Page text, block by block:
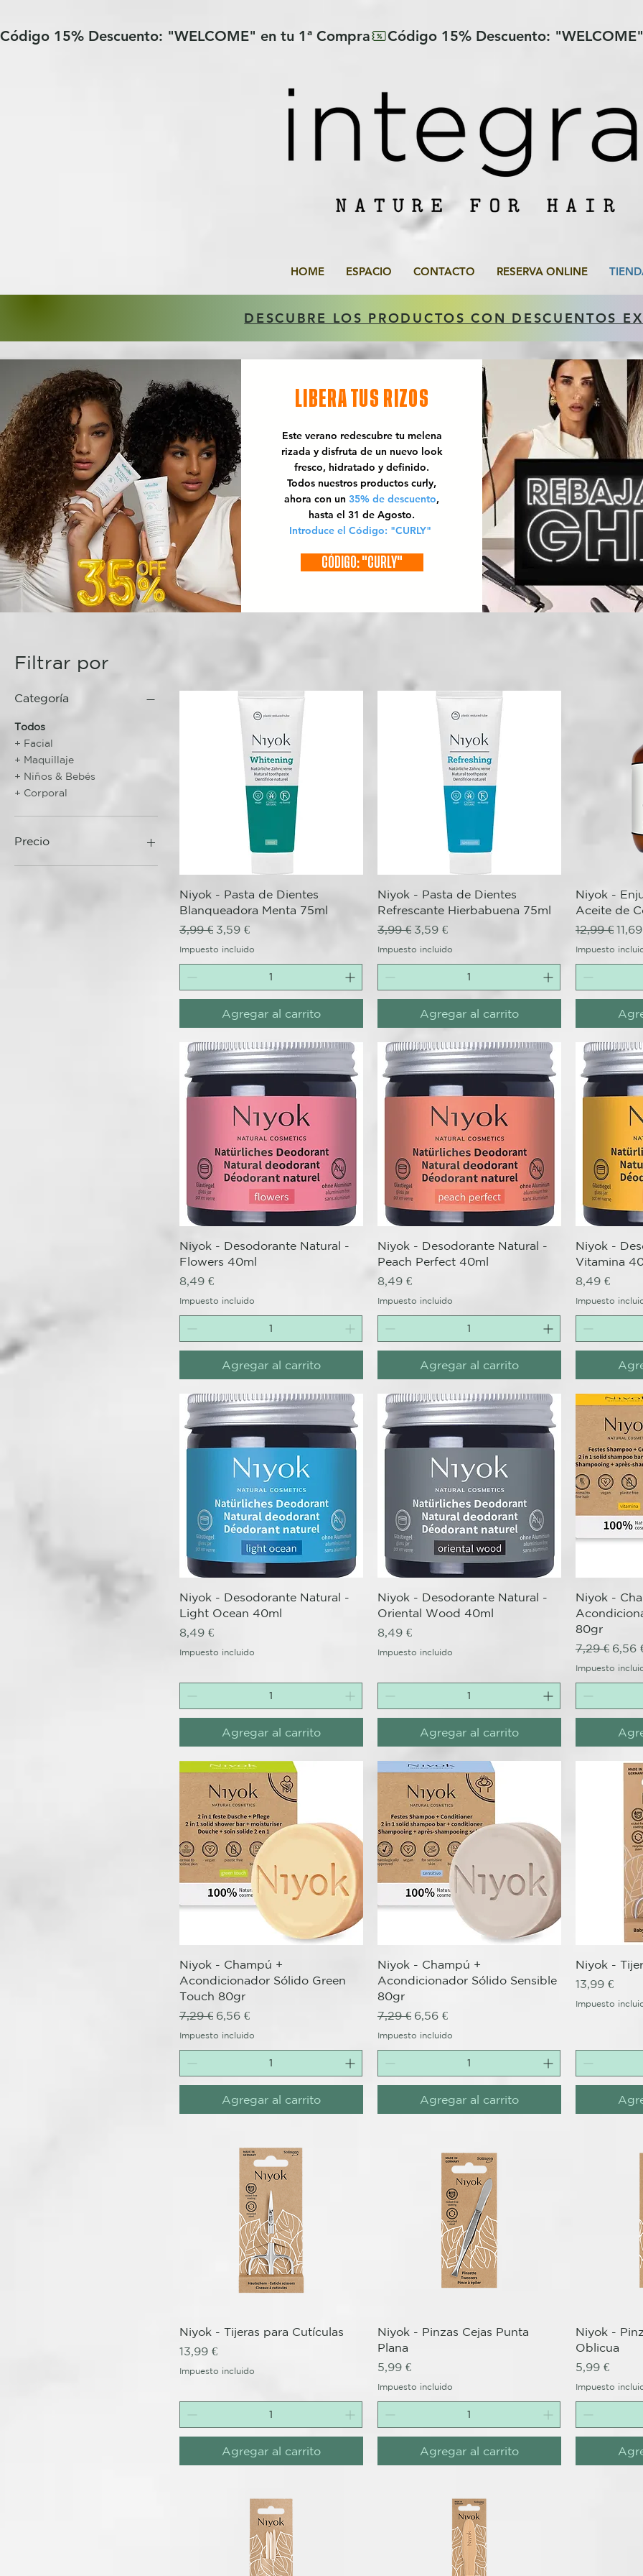
Código 15% Descuento: "WELCOME" en tu 1ª Compra
HOME ESPACIO CONTACTO RESERVA ONLINE
DESCUBRE LOS PRODUCTOS CON DESCUENTOS
LIBERA TUS RIZOS
Este verano redescubre tu melena
rizada y disfruta de un nuevo look
fresco, hidratado y definido.
Todos nuestros productos curly,
ahora con un 35% de descuento,
hasta el 31 de Agosto.
Introduce el Código: "CURLY"
CÓDIGO: "CURLY"
Filtrar por
Categoría
Todos
+ Facial
+ Maquillaje
+ Niños & Bebés
+ Corporal
Precio
Vista rápida
Niyok - Pasta de Dientes
Blanqueadora Menta 75ml
Precio
3,99 € Precio de oferta
3,59 €
Impuesto incluido
Agregar al carrito
Vista rápida
Niyok - Pasta de Dientes
Refrescante Hierbabuena 75ml
Precio
3,99 € Precio de oferta
3,59 €
Impuesto incluido
Agregar al carrito
Niyok -
Aceite de
Precio
12,99 €
Impuesto
Vista rápida
Niyok - Desodorante Natural -
Flowers 40ml
Precio
8,49 €
Impuesto incluido
Agregar al carrito
Vista rápida
Niyok - Desodorante Natural -
Peach Perfect 40ml
Precio
8,49 €
Impuesto incluido
Agregar al carrito
Niyok -
Vitamina
Precio
8,49 €
Impuesto
Vista rápida
Niyok - Desodorante Natural -
Light Ocean 40ml
Precio
8,49 €
Impuesto incluido
Agregar al carrito
Vista rápida
Niyok - Desodorante Natural -
Oriental Wood 40ml
Precio
8,49 €
Impuesto incluido
Agregar al carrito
Niyok -
80gr
Precio
7,29 € 6,56
Impuesto
Vista rápida
Niyok - Champú +
Acondicionador Sólido Green
Touch 80gr
Precio
7,29 € Precio de oferta
6,56 €
Impuesto incluido
Agregar al carrito
Vista rápida
Niyok - Champú +
Acondicionador Sólido Sensible
80gr
Precio
7,29 € Precio de oferta
6,56 €
Impuesto incluido
Agregar al carrito
Niyok -
Precio
13,99 €
Impuesto
Vista rápida
Niyok - Tijeras para Cutículas
Precio
13,99 €
Impuesto incluido
Agregar al carrito
Vista rápida
Niyok - Pinzas Cejas Punta
Plana
Precio
5,99 €
Impuesto incluido
Agregar al carrito
Niyok -
Oblicua
Precio
5,99 €
Impuesto